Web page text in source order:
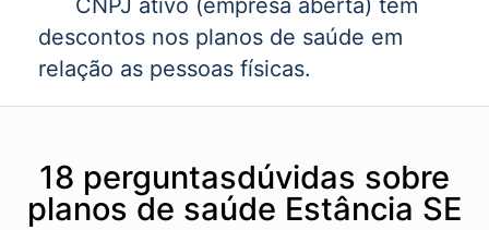
CNPJ ativo (empresa aberta) tem
descontos nos planos de saúde em
relação as pessoas físicas.
18 perguntasdúvidas sobre
planos de saúde Estância SE